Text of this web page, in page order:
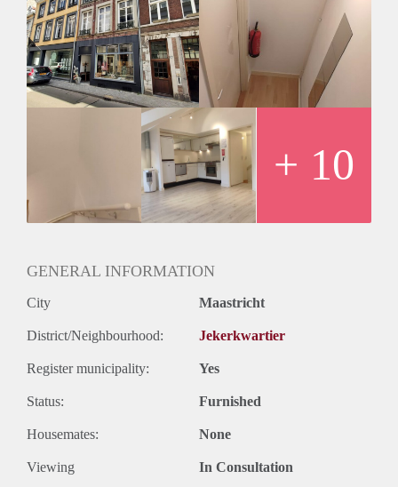
voorzien van een laminaatvloer en airconditioning.
Bijzonderheden:
- Niet beschikbaar voor woningdelers.
- Voorzien van airco.
- Zowel de voor als achterzijde voorzijn van schuine wanden.
- Niet geschikt voor personen van boven de 1.90m
- De huurprijs incl. voorschot G/W/E en servicekosten
bedraagt € 1329,- per maand.
- Waarborgsom bedraagt € 2108,-
- Huisdieren zijn hier helaas niet toegestaan.
Wij werken conform het toewijzigingsprotocol van Pararius.
https://www.pararius.nl/info/selectieprocedure-huurder
+ 10
GENERAL INFORMATION
City Maastricht
District/Neighbourhood: Jekerkwartier
Register municipality: Yes
Status: Furnished
Housemates: None
Viewing In Consultation